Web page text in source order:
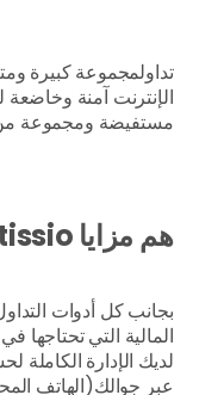
تداولمجموعة كبيرة
الإنترنت آمنة وخاضعة
مستفيضة ومجموعة
هم مزايا Fortissio
بجانب كل أدوات
المالية التي تحتاجها
لديك الإدارة الكاملة
عبر جوالك(الهاتف